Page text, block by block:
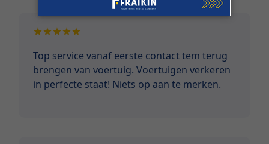
Top service vanaf eerste contact tem terug
brengen van voertuig. Voertuigen verkeren
in perfecte staat! Niets op aan te merken.